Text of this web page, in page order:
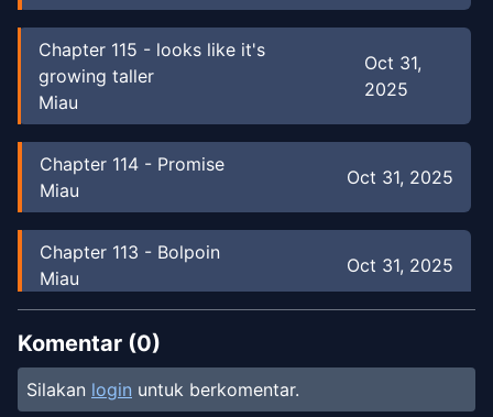
Chapter 115 - looks like it's
growing taller
Miau
Oct 31,
2025
Chapter 114 - Promise
Miau
Oct 31, 2025
Chapter 113 - Bolpoin
Miau
Oct 31, 2025
Chapter112-Feelings
Miau
Komentar (0)
Silakan login untuk berkomentar.